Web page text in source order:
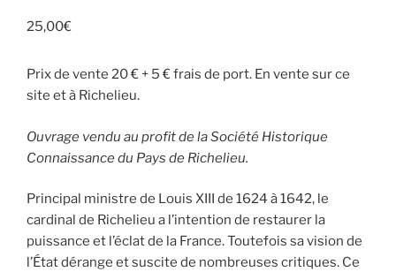
25,00€
Prix de vente 20 € + 5 € frais de port. En vente sur ce
site et à Richelieu.
Ouvrage vendu au profit de la Société Historique
Connaissance du Pays de Richelieu.
Principal ministre de Louis XIII de 1624 à 1642, le
cardinal de Richelieu a l’intention de restaurer la
puissance et l’éclat de la France. Toutefois sa vision de
l’État dérange et suscite de nombreuses critiques. Ce